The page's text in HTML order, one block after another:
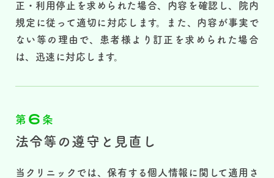
正・利用停止を求められた場合、内容を確認し、院内
規定に従って適切に対応します。また、内容が事実で
ない等の理由で、患者様より訂正を求められた場合
は、迅速に対応します。
第 6 条
法令等の遵守と見直し
当クリニックでは、保有する個人情報に関して適用さ